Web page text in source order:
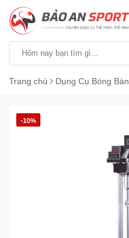
Trang chủ Dụng Cụ Bóng Bàn
-10%